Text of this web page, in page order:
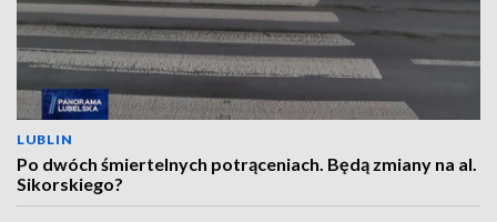
LUBLIN
Po dwóch śmiertelnych potrąceniach. Będą zmiany na al.
Sikorskiego?